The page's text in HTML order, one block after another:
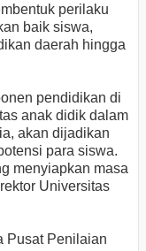
perilaku
baik siswa,
daerah hingga
pendidikan di
anak didik dalam
akan dijadikan
para siswa.
menyiapkan masa
Universitas
Pusat Penilaian